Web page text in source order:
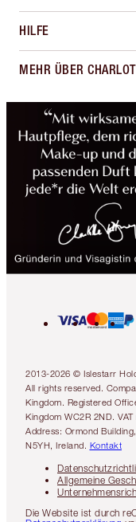
HILFE
MEHR ÜBER
2013-2026 © Islestarr
All rights reserved.
Kingdom. Registered
Kingdom WC2R 2ND.
Address: Ormond
N5YH, Ireland. Kontakt
Allgemeine
Die Website ist durch